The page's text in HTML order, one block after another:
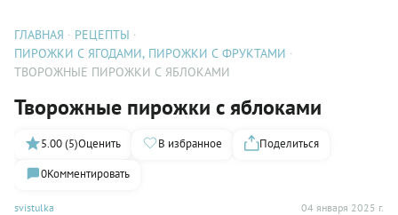
ГЛАВНАЯ
РЕЦЕПТЫ
ПИРОЖКИ С ЯГОДАМИ, ПИРОЖКИ С ФРУКТАМИ
ТВОРОЖНЫЕ ПИРОЖКИ С ЯБЛОКАМИ
Творожные пирожки с яблоками
svistulka 04 января 2025 г.
5.00 (5)Оценить В избранное
Поделиться
0Комментировать